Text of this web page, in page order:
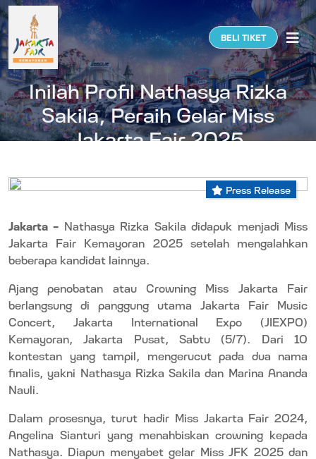
BELI TIKET
Inilah Profil Nathasya Rizka
Sakila, Peraih Gelar Miss
Jakarta Fair 2025
Press Release
Jakarta – Nathasya Rizka Sakila didapuk menjadi Miss
Jakarta Fair Kemayoran 2025 setelah mengalahkan
beberapa kandidat lainnya.
Ajang penobatan atau Crowning Miss Jakarta Fair
berlangsung di panggung utama Jakarta Fair Music
Concert, Jakarta International Expo (JIEXPO)
Kemayoran, Jakarta Pusat, Sabtu (5/7). Dari 10
kontestan yang tampil, mengerucut pada dua nama
finalis, yakni Nathasya Rizka Sakila dan Marina Ananda
Nauli.
Dalam prosesnya, turut hadir Miss Jakarta Fair 2024,
Angelina Sianturi yang menahbiskan crowning kepada
Nathasya. Diapun menyabet gelar Miss JFK 2025 dan